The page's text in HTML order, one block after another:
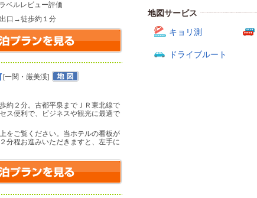
ベルレビュー評価
口→徒歩約１分
[一関・厳美渓]
約２分。古都平泉までＪＲ東北線で
ス便利で、ビジネスや観光に最適で
をご覧ください。当ホテルの看板が
分程お進みいただきますと、左手に
地図サービス
キョリ測
ドライブルート